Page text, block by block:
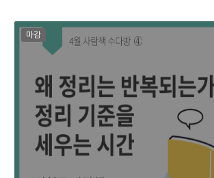
마감
마감된 프로그램